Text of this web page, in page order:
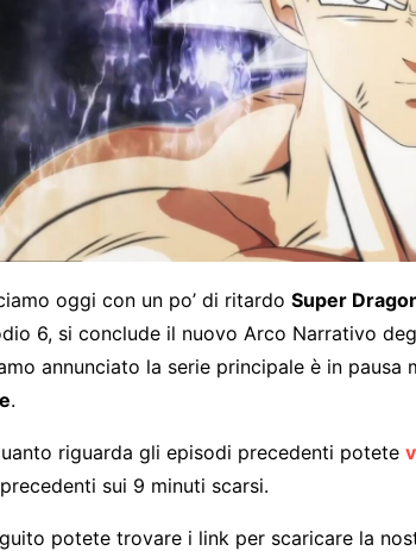
oggi con un po’ di ritardo Super
6, si conclude il nuovo Arco Narrativo
annunciato la serie principale è in pausa
.
riguarda gli episodi precedenti potete
sui 9 minuti scarsi.
potete trovare i link per scaricare la